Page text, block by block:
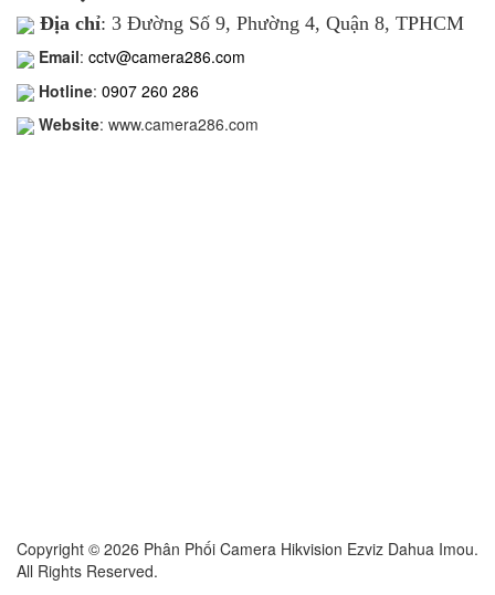
Địa chỉ: 3 Đường Số 9, Phường 4, Quận 8, TPHCM
Email: cctv@camera286.com
Hotline: 0907 260 286
Website: www.camera286.com
Copyright © 2026 Phân Phối Camera Hikvision Ezviz Dahua Imou.
All Rights Reserved.